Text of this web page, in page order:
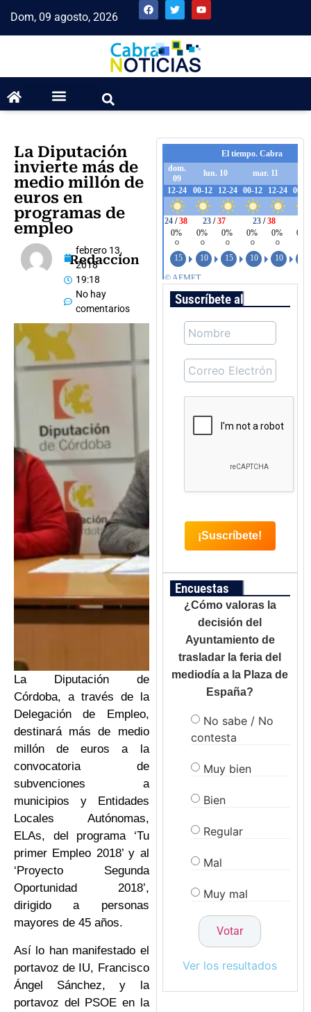
Dom, 09 agosto, 2026
La Diputación
invierte más de
medio millón de
euros en
programas de
empleo
Redaccion
febrero 13,
2018
19:18
No hay
comentarios
La Diputación de
Córdoba, a través de la
Delegación de Empleo,
destinará más de medio
millón de euros a la
convocatoria de
subvenciones a
municipios y Entidades
Locales Autónomas,
ELAs, del programa ‘Tu
primer Empleo 2018’ y al
‘Proyecto Segunda
Oportunidad 2018’,
dirigido a personas
mayores de 45 años.
Así lo han manifestado el
portavoz de IU, Francisco
Ángel Sánchez, y la
portavoz del PSOE en la
Suscríbete al boletín
Encuestas
¿Cómo valoras la
decisión del
Ayuntamiento de
trasladar la feria del
mediodía a la Plaza de
España?
No sabe / No
contesta
Muy bien
Bien
Regular
Mal
Muy mal
Ver los resultados